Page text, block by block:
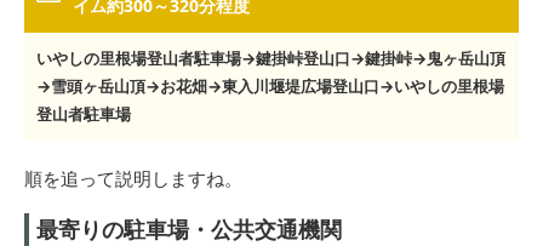
イム約300～320分程度
いやしの里根場登山者駐車場→鍵掛峠登山口→鍵掛峠→鬼ヶ岳山頂
→雪頭ヶ岳山頂→お花畑→東入川堰堤広場登山口→いやしの里根場
登山者駐車場
順を追って説明しますね。
最寄りの駐車場・公共交通機関